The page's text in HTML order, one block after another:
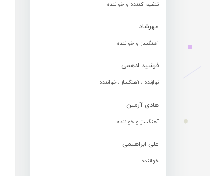
تنظیم کننده و خواننده
مهرشاد
آهنگساز و خواننده
فرشید ادهمی
نوازنده ، آهنگساز ، خواننده
هادی آرمین
آهنگساز و خواننده
علی ابراهیمی
خواننده